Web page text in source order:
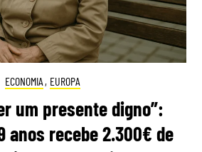
ECONOMIA , EUROPA
um presente digno”:
anos recebe 2.300€ de